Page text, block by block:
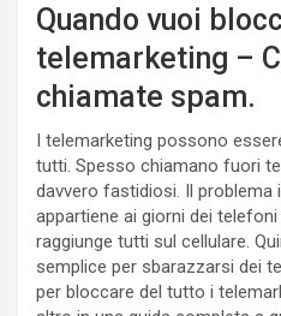
Quando vuoi
telemarketing –
chiamate spam.
I telemarketing possono
tutti. Spesso chiamano fuori
davvero fastidiosi. Il problema
appartiene ai giorni dei
raggiunge tutti sul cellulare.
semplice per sbarazzarsi dei
per bloccare del tutto i